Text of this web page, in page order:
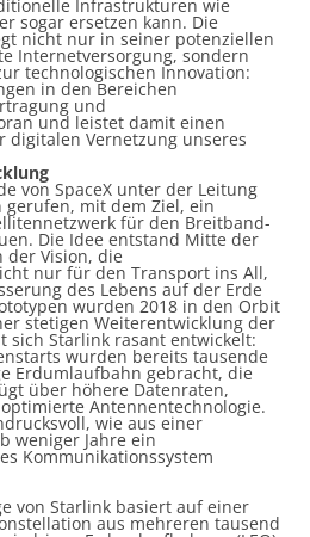
Infrastrukturen wie
sogar ersetzen kann. Die
nicht nur in seiner potenziellen
Internetversorgung, sondern
technologischen Innovation:
in den Bereichen
und
und leistet damit einen
digitalen Vernetzung unseres
von SpaceX unter der Leitung
gerufen, mit dem Ziel, ein
für den Breitband-
Die Idee entstand Mitte der
der Vision, die
nur für den Transport ins All,
des Lebens auf der Erde
wurden 2018 in den Orbit
stetigen Weiterentwicklung der
sich Starlink rasant entwickelt:
wurden bereits tausende
Erdumlaufbahn gebracht, die
über höhere Datenraten,
Antennentechnologie.
wie aus einer
weniger Jahre ein
Kommunikationssystem
von Starlink basiert auf einer
aus mehreren tausend